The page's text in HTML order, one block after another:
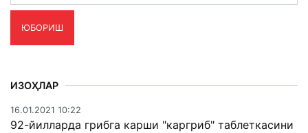
ЮБОРИШ
ИЗОҲЛАР
16.01.2021 10:22
92-йилларда грибга карши "каргриб" таблеткасини